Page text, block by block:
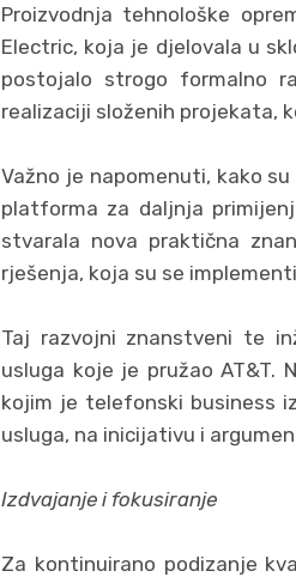
Proizvodnja tehnološke
Electric, koja je djelovala u
postojalo strogo formalno
realizaciji složenih projekata,
Važno je napomenuti, kako
platforma za daljnja
stvarala nova praktična
rješenja, koja su se
Taj razvojni znanstveni te
usluga koje je pružao AT&T.
kojim je telefonski business
usluga, na inicijativu i
Izdvajanje i fokusiranje
Za kontinuirano podizanje